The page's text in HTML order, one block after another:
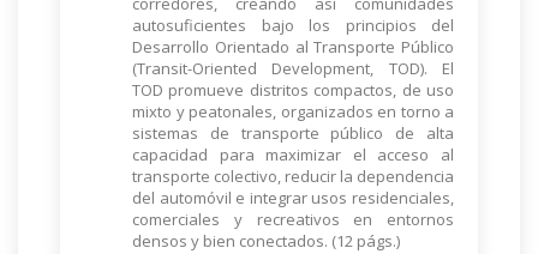
autosuficientes bajo los principios del
Desarrollo Orientado al Transporte Público
(Transit-Oriented Development, TOD). El
TOD promueve distritos compactos, de uso
mixto y peatonales, organizados en torno a
sistemas de transporte público de alta
capacidad para maximizar el acceso al
transporte colectivo, reducir la dependencia
del automóvil e integrar usos residenciales,
comerciales y recreativos en entornos
densos y bien conectados. (12 págs.)